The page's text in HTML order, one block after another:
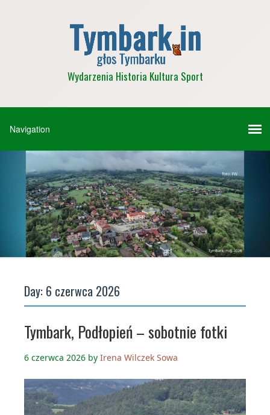
Wydarzenia Historia Kultura Sport
Day: 6 czerwca 2026
Tymbark, Podłopień – sobotnie fotki
6 czerwca 2026 by Irena Wilczek Sowa